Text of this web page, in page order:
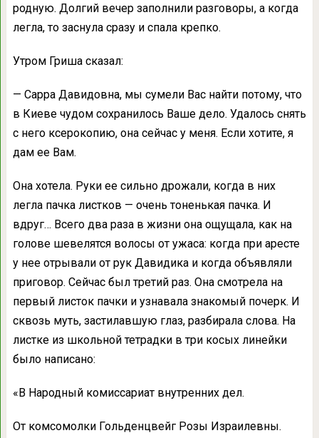
родную. Долгий вечер заполнили разговоры, а когда
легла, то заснула сразу и спала крепко.
Утром Гриша сказал:
— Сарра Давидовна, мы сумели Вас найти потому, что
в Киеве чудом сохранилось Ваше дело. Удалось снять
с него ксерокопию, она сейчас у меня. Если хотите, я
дам ее Вам.
Она хотела. Руки ее сильно дрожали, когда в них
легла пачка листков — очень тоненькая пачка. И
вдруг… Всего два раза в жизни она ощущала, как на
голове шевелятся волосы от ужаса: когда при аресте
у нее отрывали от рук Давидика и когда объявляли
приговор. Сейчас был третий раз. Она смотрела на
первый листок пачки и узнавала знакомый почерк. И
сквозь муть, застилавшую глаз, разбирала слова. На
листке из школьной тетрадки в три косых линейки
было написано:
«В Народный комиссариат внутренних дел.
От комсомолки Гольденцвейг Розы Израилевны.